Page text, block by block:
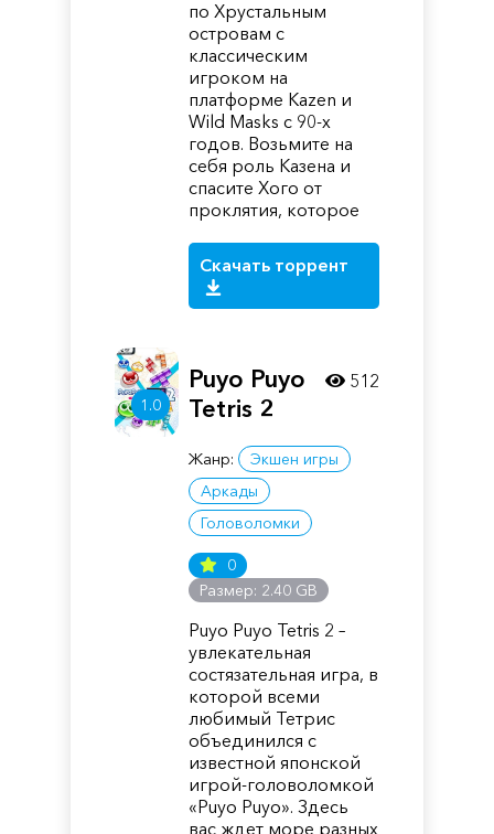
по Хрустальным
островам с
классическим
игроком на
платформе Kazen и
Wild Masks с 90-х
годов. Возьмите на
себя роль Казена и
спасите Хого от
проклятия, которое
Скачать торрент
1.0
Puyo Puyo
Tetris 2
Жанр:
Экшен игры
Аркады
Головоломки
0
Размер: 2.40 GB
Puyo Puyo Tetris 2 –
увлекательная
состязательная игра, в
которой всеми
любимый Тетрис
объединился с
известной японской
игрой-головоломкой
«Puyo Puyo». Здесь
вас ждет море разных
512